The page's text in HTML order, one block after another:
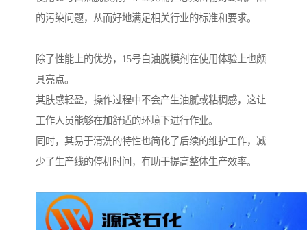
的污染问题，从而好地满足相关行业的标准和要求。
除了性能上的优势，15号白油脱模剂在使用体验上也颇
具亮点。
其肤感轻盈，操作过程中不会产生油腻或粘稠感，这让
工作人员能够在加舒适的环境下进行作业。
同时，其易于清洗的特性也简化了后续的维护工作，减
少了生产线的停机时间，有助于提高整体生产效率。